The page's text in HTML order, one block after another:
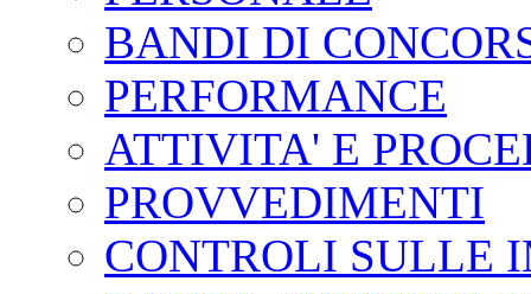
BANDI DI
PERFORMANCE
ATTIVITA' E
PROVVEDIMENTI
CONTROLI SULLE